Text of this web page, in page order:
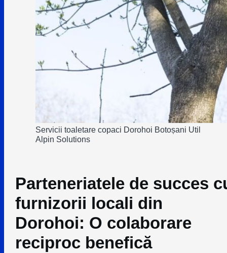
Servicii toaletare copaci Dorohoi Botoșani Util
Alpin Solutions
Parteneriatele de succes
furnizorii locali din
Dorohoi: O colaborare
reciproc benefică